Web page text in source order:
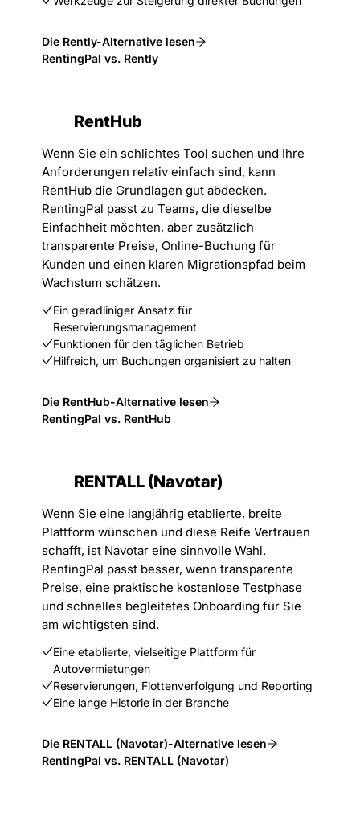
Die Rently-Alternative lesen
RentingPal vs. Rently
RentHub
Wenn Sie ein schlichtes Tool suchen und Ihre
Anforderungen relativ einfach sind, kann
RentHub die Grundlagen gut abdecken.
RentingPal passt zu Teams, die dieselbe
Einfachheit möchten, aber zusätzlich
transparente Preise, Online-Buchung für
Kunden und einen klaren Migrationspfad beim
Wachstum schätzen.
Ein geradliniger Ansatz für
Reservierungsmanagement
Funktionen für den täglichen Betrieb
Hilfreich, um Buchungen organisiert zu halten
Die RentHub-Alternative lesen
RentingPal vs. RentHub
RENTALL (Navotar)
Wenn Sie eine langjährig etablierte, breite
Plattform wünschen und diese Reife Vertrauen
schafft, ist Navotar eine sinnvolle Wahl.
RentingPal passt besser, wenn transparente
Preise, eine praktische kostenlose Testphase
und schnelles begleitetes Onboarding für Sie
am wichtigsten sind.
Eine etablierte, vielseitige Plattform für
Autovermietungen
Reservierungen, Flottenverfolgung und Reporting
Eine lange Historie in der Branche
Die RENTALL (Navotar)-Alternative lesen
RentingPal vs. RENTALL (Navotar)